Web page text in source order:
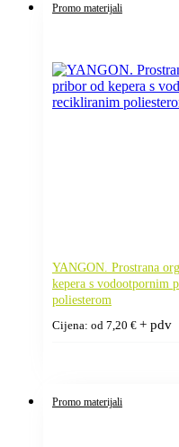
Promo materijali
YANGON. Prostrana
kepera s vodootpornim
poliesterom
Cijena: od 7,20 € + pdv
Promo materijali